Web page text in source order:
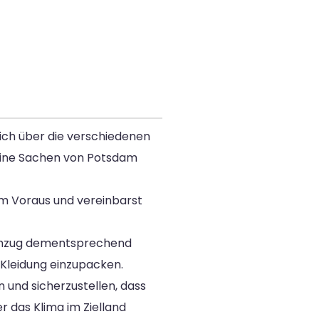
über die verschiedenen
Sachen von Potsdam
Voraus und vereinbarst
dementsprechend
einzupacken.
sicherzustellen, dass
das Klima im Zielland